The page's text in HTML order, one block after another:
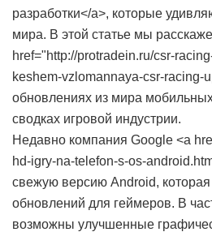
разработки</a>, которые
мира. В этой статье мы
href="http://protradein.ru/csr-
keshem-vzlomannaya-csr-
обновлениях из мира
сводках игровой индустрии.
Недавно компания Google <a
hd-igry-na-telefon-s-os-
свежую версию Android,
обновлений для геймеров. В
возможны улучшенные